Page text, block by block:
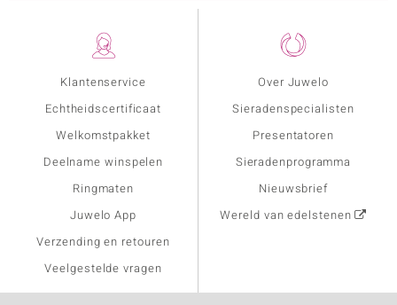
Klantenservice
Echtheidscertificaat
Welkomstpakket
Deelname winspelen
Ringmaten
Juwelo App
Verzending en retouren
Veelgestelde vragen
Over Juwelo
Sieradenspecialisten
Presentatoren
Sieradenprogramma
Nieuwsbrief
Wereld van edelstenen